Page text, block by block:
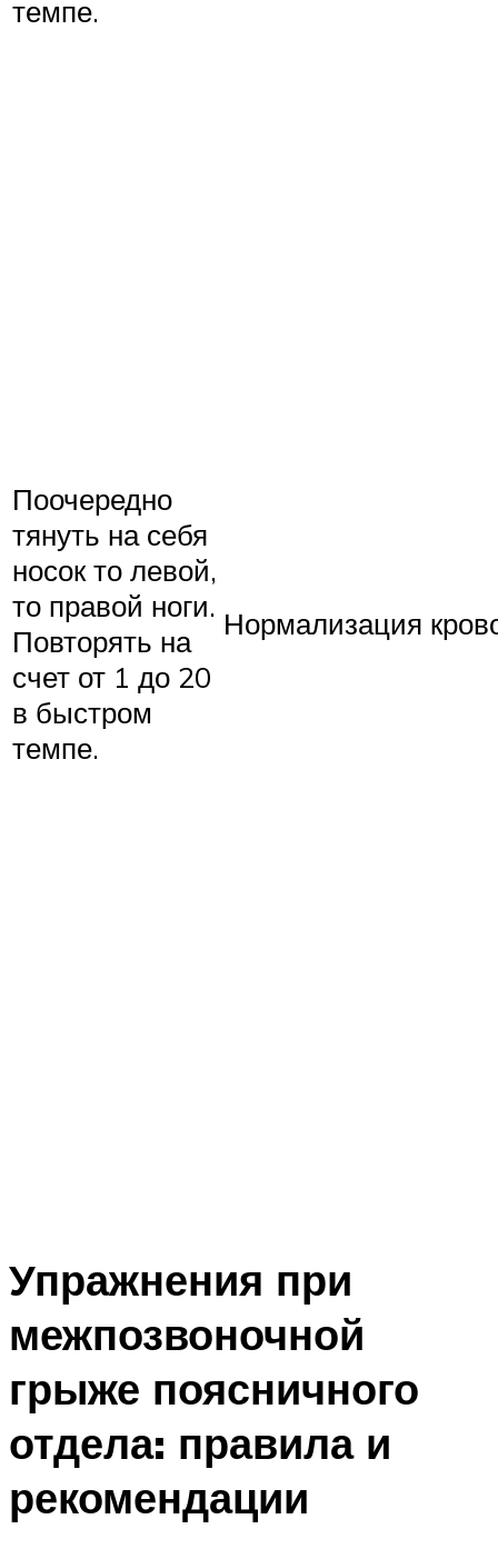
темпе.
Поочередно
тянуть на себя
носок то левой,
то правой ноги.
Повторять на
счет от 1 до 20
в быстром
темпе.
Нормализация
Упражнения при
межпозвоночной
грыже поясничного
отдела: правила и
рекомендации